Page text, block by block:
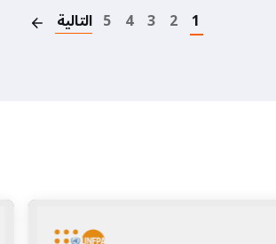
1
2
3
4
5 التالية